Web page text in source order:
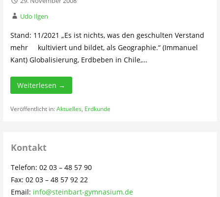
Udo Ilgen
Stand: 11/2021 „Es ist nichts, was den geschulten Verstand
mehr kultiviert und bildet, als Geographie.“ (Immanuel
Kant) Globalisierung, Erdbeben in Chile,…
Weiterlesen →
Veröffentlicht in:Aktuelles, Erdkunde
Kontakt
Telefon: 02 03 – 48 57 90
Fax: 02 03 – 48 57 92 22
Email: info@steinbart-gymnasium.de